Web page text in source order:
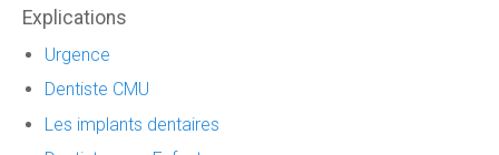
Explications
Urgence
Dentiste CMU
Les implants dentaires